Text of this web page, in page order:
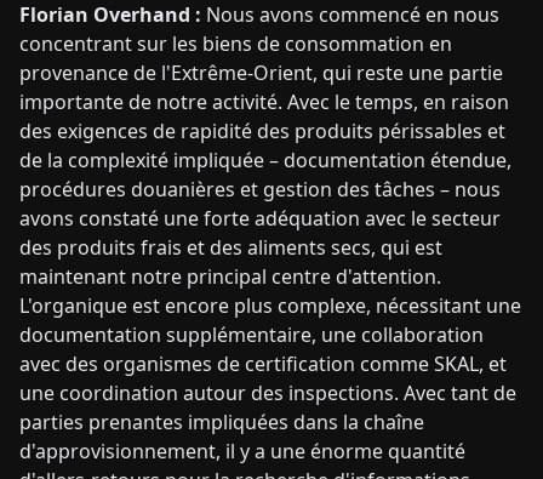
Florian Overhand : Nous avons commencé en nous
concentrant sur les biens de consommation en
provenance de l'Extrême-Orient, qui reste une partie
importante de notre activité. Avec le temps, en raison
des exigences de rapidité des produits périssables et
de la complexité impliquée – documentation étendue,
procédures douanières et gestion des tâches – nous
avons constaté une forte adéquation avec le secteur
des produits frais et des aliments secs, qui est
maintenant notre principal centre d'attention.
L'organique est encore plus complexe, nécessitant une
documentation supplémentaire, une collaboration
avec des organismes de certification comme SKAL, et
une coordination autour des inspections. Avec tant de
parties prenantes impliquées dans la chaîne
d'approvisionnement, il y a une énorme quantité